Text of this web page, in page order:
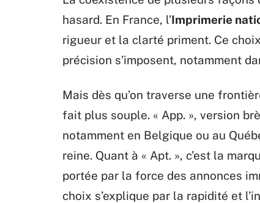
hasard. En France, l’Imprimerie
rigueur et la clarté priment. Ce
précision s’imposent, notamment
Mais dès qu’on traverse une
fait plus souple. « App. », version
notamment en Belgique ou au
reine. Quant à « Apt. », c’est la
portée par la force des annonces
choix s’explique par la rapidité et